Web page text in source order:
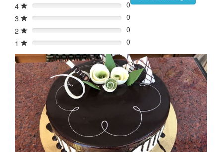
4
0%
0
3
0%
0
2
0%
0
1
0% 0